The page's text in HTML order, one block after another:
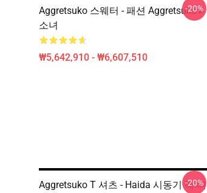
Aggretsuko 스웨터 - 패션 Aggretsuko ▸
소녀
₩5,642,910 - ₩6,607,510
-20%
Aggretsuko T 셔츠 - Haida 시동기 팩 티
-20%